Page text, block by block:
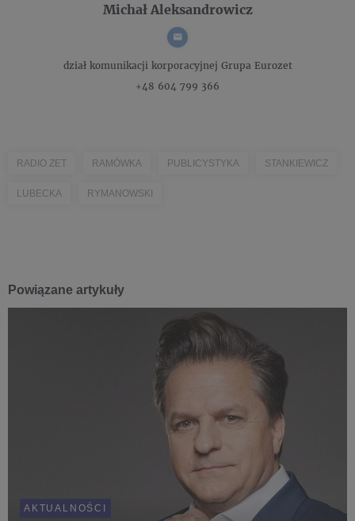
Michał Aleksandrowicz
dział komunikacji korporacyjnej Grupa Eurozet
+48 604 799 366
RADIO ZET RAMÓWKA PUBLICYSTYKA STANKIEWICZ
LUBECKA RYMANOWSKI
Powiązane artykuły
AKTUALNOŚCI